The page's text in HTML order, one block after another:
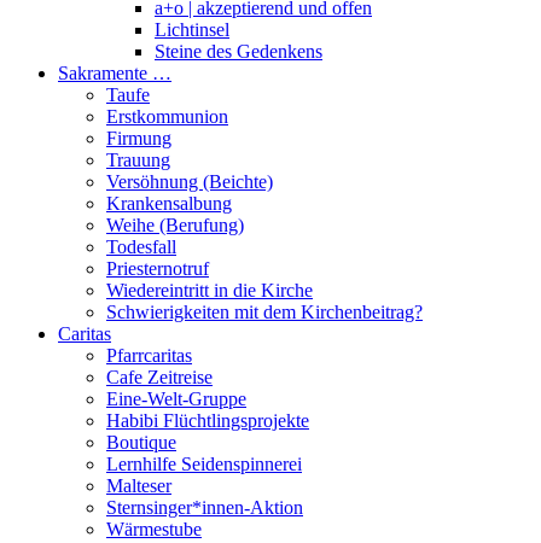
a+o | akzeptierend und offen
Lichtinsel
Steine des Gedenkens
Sakramente …
Taufe
Erstkommunion
Firmung
Trauung
Versöhnung (Beichte)
Krankensalbung
Weihe (Berufung)
Todesfall
Priesternotruf
Wiedereintritt in die Kirche
Schwierigkeiten mit dem Kirchenbeitrag?
Caritas
Pfarrcaritas
Cafe Zeitreise
Eine-Welt-Gruppe
Habibi Flüchtlingsprojekte
Boutique
Lernhilfe Seidenspinnerei
Malteser
Sternsinger*innen-Aktion
Wärmestube